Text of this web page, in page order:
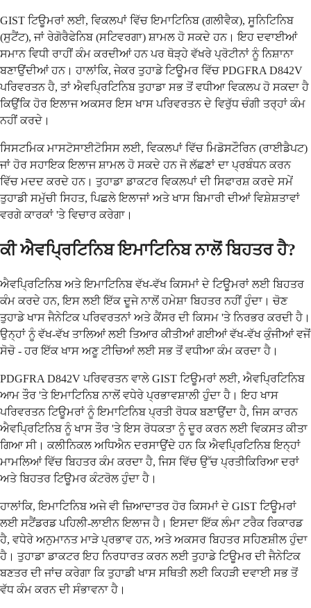
GIST ਟਿਊਮਰਾਂ ਲਈ, ਵਿਕਲਪਾਂ ਵਿੱਚ ਇਮਾਟਿਨਿਬ (ਗਲੀਵੈਕ), ਸੂਨਿਟਿਨਿਬ
(ਸੁਟੈਂਟ), ਜਾਂ ਰੇਗੋਰੈਫੇਨਿਬ (ਸਟਿਵਰਗਾ) ਸ਼ਾਮਲ ਹੋ ਸਕਦੇ ਹਨ। ਇਹ ਦਵਾਈਆਂ
ਸਮਾਨ ਵਿਧੀ ਰਾਹੀਂ ਕੰਮ ਕਰਦੀਆਂ ਹਨ ਪਰ ਥੋੜ੍ਹੇ ਵੱਖਰੇ ਪ੍ਰੋਟੀਨਾਂ ਨੂੰ ਨਿਸ਼ਾਨਾ
ਬਣਾਉਂਦੀਆਂ ਹਨ। ਹਾਲਾਂਕਿ, ਜੇਕਰ ਤੁਹਾਡੇ ਟਿਊਮਰ ਵਿੱਚ PDGFRA D842V
ਪਰਿਵਰਤਨ ਹੈ, ਤਾਂ ਐਵਪ੍ਰਿਟਿਨਿਬ ਤੁਹਾਡਾ ਸਭ ਤੋਂ ਵਧੀਆ ਵਿਕਲਪ ਹੋ ਸਕਦਾ ਹੈ
ਕਿਉਂਕਿ ਹੋਰ ਇਲਾਜ ਅਕਸਰ ਇਸ ਖਾਸ ਪਰਿਵਰਤਨ ਦੇ ਵਿਰੁੱਧ ਚੰਗੀ ਤਰ੍ਹਾਂ ਕੰਮ
ਨਹੀਂ ਕਰਦੇ।
ਸਿਸਟਮਿਕ ਮਾਸਟੋਸਾਈਟੋਸਿਸ ਲਈ, ਵਿਕਲਪਾਂ ਵਿੱਚ ਮਿਡੋਸਟੌਰਿਨ (ਰਾਈਡੈਪਟ)
ਜਾਂ ਹੋਰ ਸਹਾਇਕ ਇਲਾਜ ਸ਼ਾਮਲ ਹੋ ਸਕਦੇ ਹਨ ਜੋ ਲੱਛਣਾਂ ਦਾ ਪ੍ਰਬੰਧਨ ਕਰਨ
ਵਿੱਚ ਮਦਦ ਕਰਦੇ ਹਨ। ਤੁਹਾਡਾ ਡਾਕਟਰ ਵਿਕਲਪਾਂ ਦੀ ਸਿਫਾਰਸ਼ ਕਰਦੇ ਸਮੇਂ
ਤੁਹਾਡੀ ਸਮੁੱਚੀ ਸਿਹਤ, ਪਿਛਲੇ ਇਲਾਜਾਂ ਅਤੇ ਖਾਸ ਬਿਮਾਰੀ ਦੀਆਂ ਵਿਸ਼ੇਸ਼ਤਾਵਾਂ
ਵਰਗੇ ਕਾਰਕਾਂ 'ਤੇ ਵਿਚਾਰ ਕਰੇਗਾ।
ਕੀ ਐਵਪ੍ਰਿਟਿਨਿਬ ਇਮਾਟਿਨਿਬ ਨਾਲੋਂ ਬਿਹਤਰ ਹੈ?
ਐਵਪ੍ਰਿਟਿਨਿਬ ਅਤੇ ਇਮਾਟਿਨਿਬ ਵੱਖ-ਵੱਖ ਕਿਸਮਾਂ ਦੇ ਟਿਊਮਰਾਂ ਲਈ ਬਿਹਤਰ
ਕੰਮ ਕਰਦੇ ਹਨ, ਇਸ ਲਈ ਇੱਕ ਦੂਜੇ ਨਾਲੋਂ ਹਮੇਸ਼ਾ ਬਿਹਤਰ ਨਹੀਂ ਹੁੰਦਾ। ਚੋਣ
ਤੁਹਾਡੇ ਖਾਸ ਜੈਨੇਟਿਕ ਪਰਿਵਰਤਨਾਂ ਅਤੇ ਕੈਂਸਰ ਦੀ ਕਿਸਮ 'ਤੇ ਨਿਰਭਰ ਕਰਦੀ ਹੈ।
ਉਨ੍ਹਾਂ ਨੂੰ ਵੱਖ-ਵੱਖ ਤਾਲਿਆਂ ਲਈ ਤਿਆਰ ਕੀਤੀਆਂ ਗਈਆਂ ਵੱਖ-ਵੱਖ ਕੁੰਜੀਆਂ ਵਜੋਂ
ਸੋਚੋ - ਹਰ ਇੱਕ ਖਾਸ ਅਣੂ ਟੀਚਿਆਂ ਲਈ ਸਭ ਤੋਂ ਵਧੀਆ ਕੰਮ ਕਰਦਾ ਹੈ।
PDGFRA D842V ਪਰਿਵਰਤਨ ਵਾਲੇ GIST ਟਿਊਮਰਾਂ ਲਈ, ਐਵਪ੍ਰਿਟਿਨਿਬ
ਆਮ ਤੌਰ 'ਤੇ ਇਮਾਟਿਨਿਬ ਨਾਲੋਂ ਵਧੇਰੇ ਪ੍ਰਭਾਵਸ਼ਾਲੀ ਹੁੰਦਾ ਹੈ। ਇਹ ਖਾਸ
ਪਰਿਵਰਤਨ ਟਿਊਮਰਾਂ ਨੂੰ ਇਮਾਟਿਨਿਬ ਪ੍ਰਤੀ ਰੋਧਕ ਬਣਾਉਂਦਾ ਹੈ, ਜਿਸ ਕਾਰਨ
ਐਵਪ੍ਰਿਟਿਨਿਬ ਨੂੰ ਖਾਸ ਤੌਰ 'ਤੇ ਇਸ ਰੋਧਕਤਾ ਨੂੰ ਦੂਰ ਕਰਨ ਲਈ ਵਿਕਸਤ ਕੀਤਾ
ਗਿਆ ਸੀ। ਕਲੀਨਿਕਲ ਅਧਿਐਨ ਦਰਸਾਉਂਦੇ ਹਨ ਕਿ ਐਵਪ੍ਰਿਟਿਨਿਬ ਇਨ੍ਹਾਂ
ਮਾਮਲਿਆਂ ਵਿੱਚ ਬਿਹਤਰ ਕੰਮ ਕਰਦਾ ਹੈ, ਜਿਸ ਵਿੱਚ ਉੱਚ ਪ੍ਰਤੀਕਿਰਿਆ ਦਰਾਂ
ਅਤੇ ਬਿਹਤਰ ਟਿਊਮਰ ਕੰਟਰੋਲ ਹੁੰਦਾ ਹੈ।
ਹਾਲਾਂਕਿ, ਇਮਾਟਿਨਿਬ ਅਜੇ ਵੀ ਜ਼ਿਆਦਾਤਰ ਹੋਰ ਕਿਸਮਾਂ ਦੇ GIST ਟਿਊਮਰਾਂ
ਲਈ ਸਟੈਂਡਰਡ ਪਹਿਲੀ-ਲਾਈਨ ਇਲਾਜ ਹੈ। ਇਸਦਾ ਇੱਕ ਲੰਮਾ ਟਰੈਕ ਰਿਕਾਰਡ
ਹੈ, ਵਧੇਰੇ ਅਨੁਮਾਨਤ ਮਾੜੇ ਪ੍ਰਭਾਵ ਹਨ, ਅਤੇ ਅਕਸਰ ਬਿਹਤਰ ਸਹਿਣਸ਼ੀਲ ਹੁੰਦਾ
ਹੈ। ਤੁਹਾਡਾ ਡਾਕਟਰ ਇਹ ਨਿਰਧਾਰਤ ਕਰਨ ਲਈ ਤੁਹਾਡੇ ਟਿਊਮਰ ਦੀ ਜੈਨੇਟਿਕ
ਬਣਤਰ ਦੀ ਜਾਂਚ ਕਰੇਗਾ ਕਿ ਤੁਹਾਡੀ ਖਾਸ ਸਥਿਤੀ ਲਈ ਕਿਹੜੀ ਦਵਾਈ ਸਭ ਤੋਂ
ਵੱਧ ਕੰਮ ਕਰਨ ਦੀ ਸੰਭਾਵਨਾ ਹੈ।